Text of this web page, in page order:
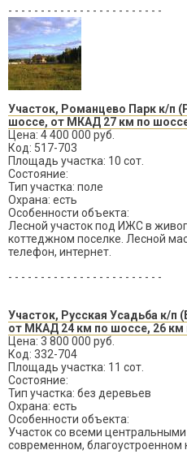
- - - - - - - - - - - - - - - - - - - - - - - -
Участок, Романцево Парк к/п
шоссе, от МКАД 27 км по
Цена: 4 400 000 руб.
Код: 517-703
Площадь участка: 10 сот.
Состояние:
Тип участка: поле
Охрана: есть
Особенности объекта:
Лесной участок под ИЖС в
коттеджном поселке. Лесной
телефон, интернет.
- - - - - - - - - - - - - - - - - - - - - - - -
Участок, Русская Усадьба к/
от МКАД 24 км по шоссе, 26 км
Цена: 3 800 000 руб.
Код: 332-704
Площадь участка: 11 сот.
Состояние:
Тип участка: без деревьев
Охрана: есть
Особенности объекта:
Участок со всеми
современном, благоустроенном